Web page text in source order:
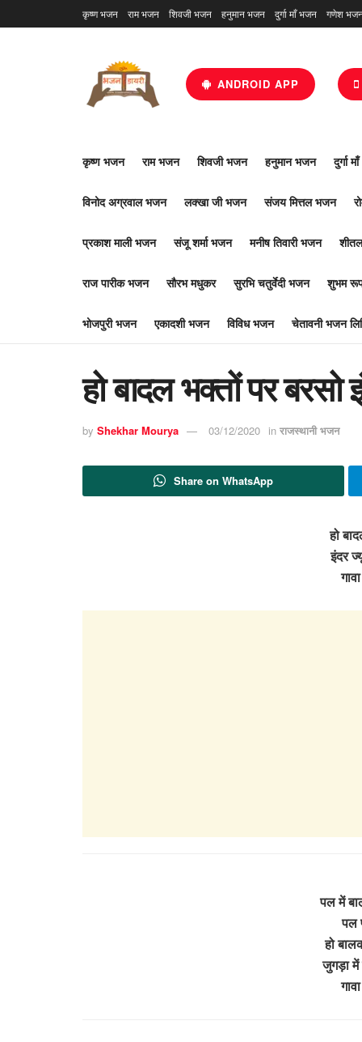
कृष्ण भजन राम भजन शिवजी भजन हनुमान भजन दुर्गा माँ भजन गणेश
ANDROID APP
कृष्ण भजन राम भजन शिवजी भजन हनुमान भजन दुर्गा
विनोद अग्रवाल भजन लक्खा जी भजन संजय मित्तल भजन
प्रकाश माली भजन संजू शर्मा भजन मनीष तिवारी भजन
राज पारीक भजन सौरभ मधुकर सुरभि चतुर्वेदी भजन शुभम
भोजपुरी भजन एकादशी भजन विविध भजन चेतावनी भजन
हो बादल भक्तों पर
by Shekhar Mourya 03/12/2020 in राजस्थानी भजन
Share on WhatsApp
हो
इंदर
पल में
पल
हो
जुगड़ा में